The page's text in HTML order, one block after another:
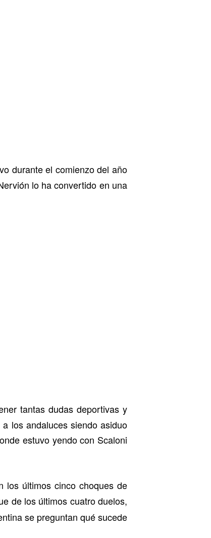
durante el comienzo del año
lo ha convertido en una
tantas dudas deportivas y
los andaluces siendo asiduo
estuvo yendo con Scaloni
los últimos cinco choques de
de los últimos cuatro duelos,
se preguntan qué sucede